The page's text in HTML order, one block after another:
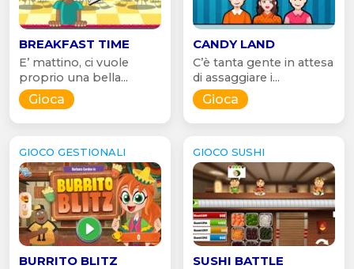
BREAKFAST TIME
E’ mattino, ci vuole
proprio una bella...
Gioca
CANDY LAND
C’è tanta gente in attesa
di assaggiare i...
Gioca
GIOCO GESTIONALI
BURRITO BLITZ
GIOCO SUSHI
SUSHI BATTLE